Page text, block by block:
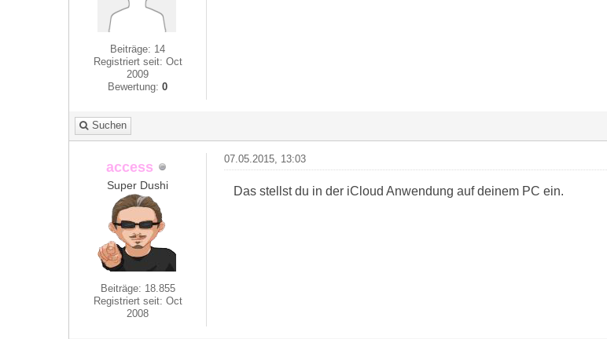
Beiträge: 14
Registriert seit: Oct
2009
Bewertung:0
Suchen
access
Super Dushi
Beiträge: 18.855
Registriert seit: Oct
2008
07.05.2015, 13:03
Das stellst du in der iCloud Anwendung auf deinem PC ein.